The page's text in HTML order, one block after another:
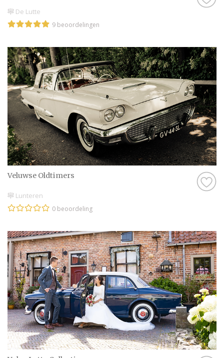
De Lutte
9 beoordelingen
Veluwse Oldtimers
Lunteren
0 beoordeling